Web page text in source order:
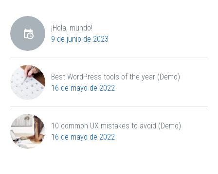
¡Hola, mundo!
9 de junio de 2023
Best WordPress tools of the year (Demo)
16 de mayo de 2022
10 common UX mistakes to avoid (Demo)
16 de mayo de 2022